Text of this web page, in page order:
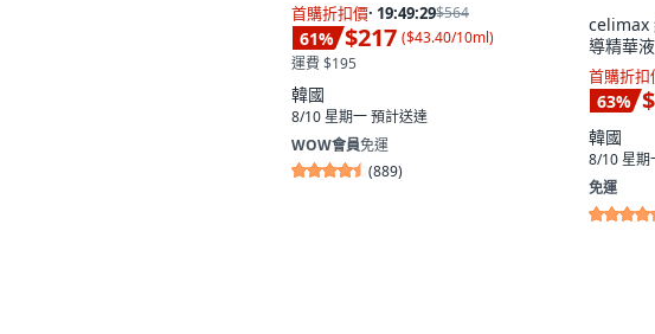
首購折扣價· 19:49:28$564
61% $217 ($43.40/10ml)
運費 $195
韓國
8/10 星期一預計送達
WOW會員免運
(889)
celimax
導精華
首購折扣
63%
韓國
8/10 星期
免運